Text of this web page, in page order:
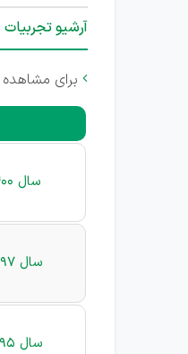
آرشیو تجربیات
 برای مشاهده
سال 1400
سال 1397
سال 1395